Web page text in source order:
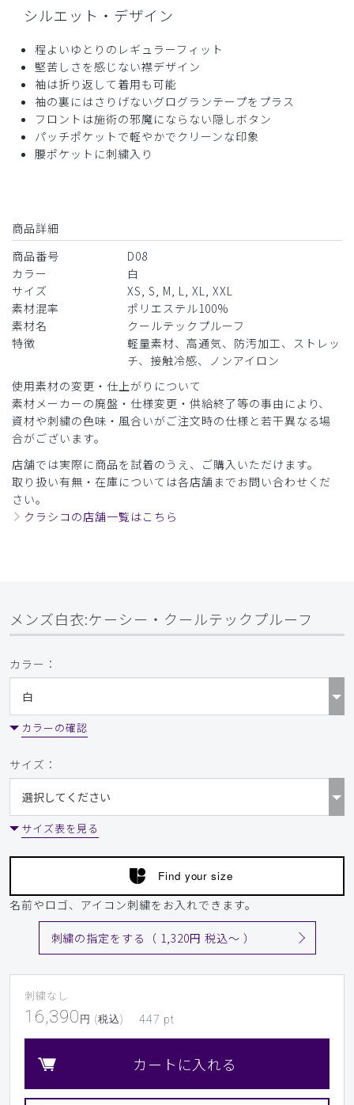
商品：D08メンズ白衣:ケーシー・クールテックプルー
役に立った 0
ていじい様
厚さとても薄い
生地が薄め・ボタンが小さい・嵌めにくい。
商品：
D08メンズ白衣:ケーシー・クールテックプルー
フ/白/M
ご購入者様
購入確認済み
2026-03-16
年齢: 60代 身長:161-165cm 体重:61-65kg
今後ともよろしくお願いいたします
改めて注文します
シルエット・デザイン
程よいゆとりのレギュラーフィット
堅苦しさを感じない襟デザイン
袖は折り返して着用も可能
袖の裏にはさりげないグログランテープをプラス
フロントは施術の邪魔にならない隠しボタン
パッチポケットで軽やかでクリーンな印象
腰ポケットに刺繍入り
商品詳細
商品番号
D08
カラー
白
サイズ
XS, S, M, L, XL, XXL
素材混率
ポリエステル100%
素材名
クールテックプルーフ
特徴
軽量素材、高通気、防汚加工、ストレッ
チ、接触冷感、ノンアイロン
使用素材の変更・仕上がりについて
素材メーカーの廃盤・仕様変更・供給終了等の事由により、
資材や刺繍の色味・風合いがご注文時の仕様と若干異なる場
合がございます。
店舗では実際に商品を試着のうえ、ご購入いただけます。
取り扱い有無・在庫については各店舗までお問い合わせくだ
さい。
クラシコの店舗一覧はこちら
メンズ白衣:ケーシー・クールテックプルーフ
カラー：
カラーの確認
サイズ：
サイズ表を見る
Find your size
名前やロゴ、アイコン刺繍をお入れできます。
刺繍の指定をする（ 1,320円 税込〜 ）
刺繍なし
16,390 円 (税込) 447 pt
カートに入れる